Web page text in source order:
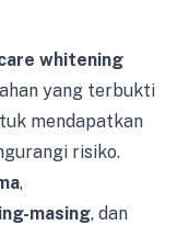
whitening
yang terbukti
mendapatkan
risiko.
,
masing, dan